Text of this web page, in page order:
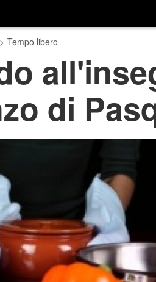
> Tempo libero
di